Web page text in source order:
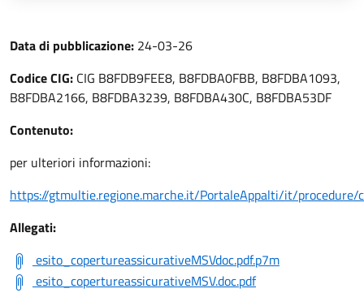
Data di pubblicazione: 24-03-26
Codice CIG: CIG B8FDB9FEE8, B8FDBA0FBB, B8FDBA1093,
B8FDBA2166, B8FDBA3239, B8FDBA430C, B8FDBA53DF
Contenuto:
per ulteriori informazioni:
https://gtmultie.regione.marche.it/PortaleAppalti/it/procedure/
Allegati:
esito_copertureassicurativeMSVdoc.pdf.p7m
esito_copertureassicurativeMSV.doc.pdf